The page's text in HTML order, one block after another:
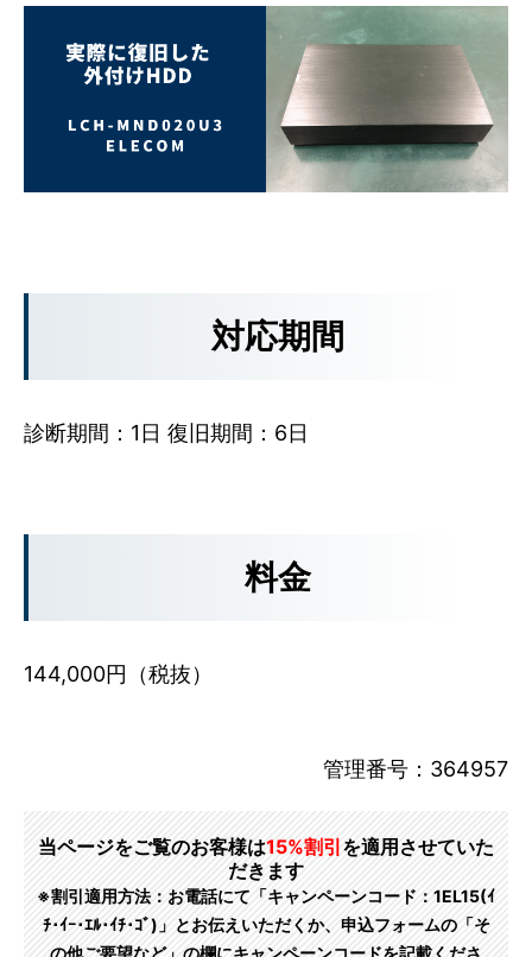
対応期間
診断期間：1日 復旧期間：6日
料金
144,000円（税抜）
管理番号：364957
当ページをご覧のお客様は15%割引 を適用させていた
だきます
※割引適用方法：お電話にて「キャンペーンコード：1EL15(ｲ
ﾁ･ｲｰ･ｴﾙ･ｲﾁ･ｺﾞ)」とお伝えいただくか、申込フォームの「そ
の他ご要望など」の欄にキャンペーンコードを記載くださ